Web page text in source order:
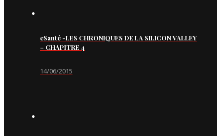
eSanté -LES CHRONIQUES DE LA SILICON VALLEY
– CHAPITRE 4
14/06/2015